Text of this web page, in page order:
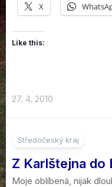
X
Like this:
27. 4. 2010
Středočeský kraj
Z Karlštejna do
Moje oblíbená, nijak